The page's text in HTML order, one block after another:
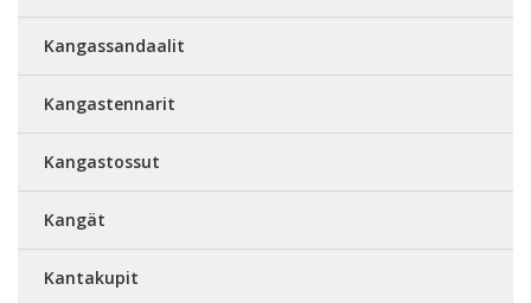
Kangassandaalit
Kangastennarit
Kangastossut
Kangät
Kantakupit